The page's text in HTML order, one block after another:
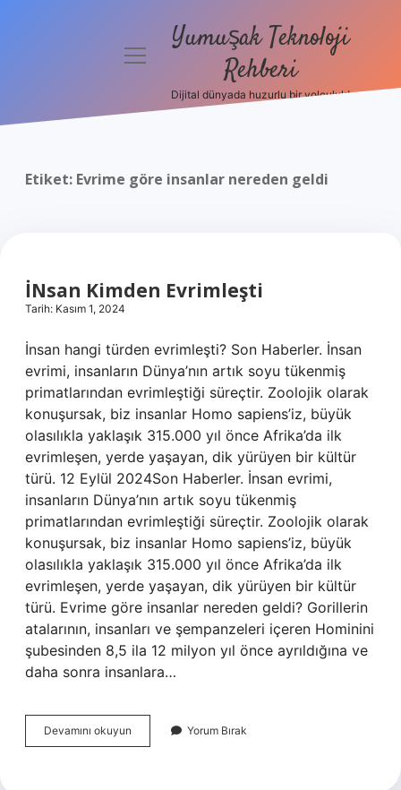
Politikası
menüyüYumuşak Teknoloji
Rehberi
Dijital dünyada huzurlu bir yolculuk!
Etiket: Evrime göre insanlar nereden geldi
İNsan Kimden Evrimleşti
Tarih: Kasım 1, 2024
İnsan hangi türden evrimleşti? Son Haberler. İnsan
evrimi, insanların Dünya’nın artık soyu tükenmiş
primatlarından evrimleştiği süreçtir. Zoolojik olarak
konuşursak, biz insanlar Homo sapiens’iz, büyük
olasılıkla yaklaşık 315.000 yıl önce Afrika’da ilk
evrimleşen, yerde yaşayan, dik yürüyen bir kültür
türü. 12 Eylül 2024Son Haberler. İnsan evrimi,
insanların Dünya’nın artık soyu tükenmiş
primatlarından evrimleştiği süreçtir. Zoolojik olarak
konuşursak, biz insanlar Homo sapiens’iz, büyük
olasılıkla yaklaşık 315.000 yıl önce Afrika’da ilk
evrimleşen, yerde yaşayan, dik yürüyen bir kültür
türü. Evrime göre insanlar nereden geldi? Gorillerin
atalarının, insanları ve şempanzeleri içeren Hominini
şubesinden 8,5 ila 12 milyon yıl önce ayrıldığına ve
daha sonra insanlara…
Devamını okuyun
Kimden
Yorum Bırak